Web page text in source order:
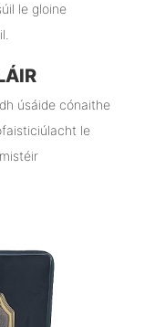
le gloine
úsáide cónaithe
le